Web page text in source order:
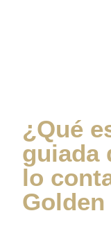
¿Qué
guiada
lo
Golden